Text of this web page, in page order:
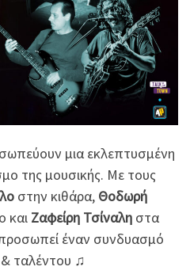
μια εκλεπτυσμένη
της μουσικής. Με τους
στην κιθάρα, Θοδωρή
και Ζαφείρη Τσίναληστα
έναν συνδυασμό
& ταλέντου ♫